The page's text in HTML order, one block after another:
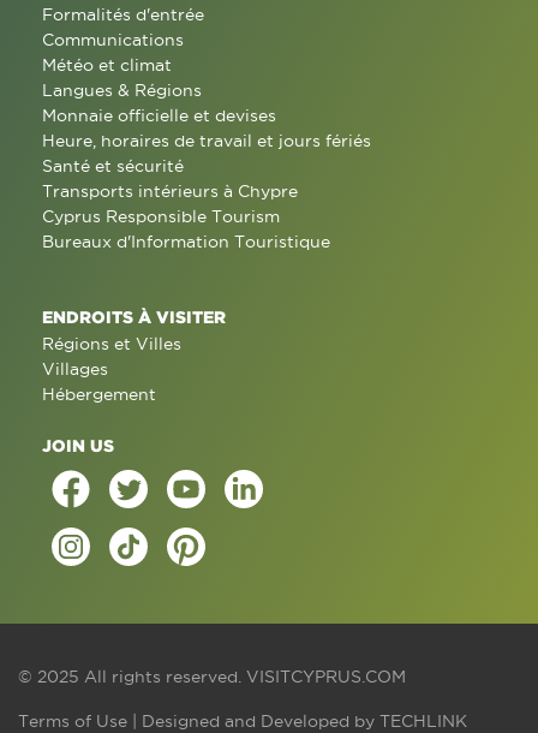
Formalités d'entrée
Communications
Météo et climat
Langues & Régions
Monnaie officielle et devises
Heure, horaires de travail et jours fériés
Santé et sécurité
Transports intérieurs à Chypre
Cyprus Responsible Tourism
Bureaux d'Information Touristique
ENDROITS À VISITER
Régions et Villes
Villages
Hébergement
JOIN US
© 2025 All rights reserved. VISITCYPRUS.COM
Terms of Use | Designed and Developed by TECHLINK